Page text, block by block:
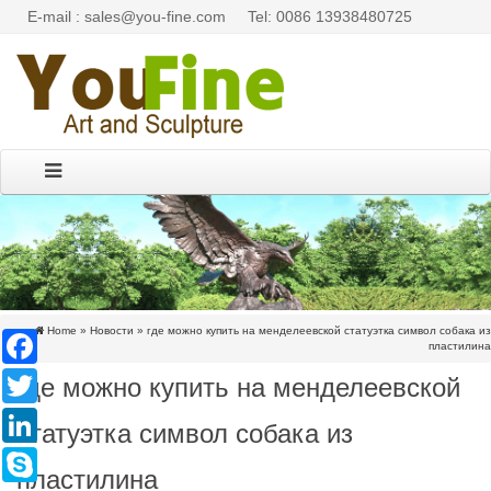
E-mail : sales@you-fine.com Tel: 0086 13938480725
Home » Новости » где можно купить на менделеевской статуэтка символ собака из
пластилина
где можно купить на менделеевской
статуэтка символ собака из
пластилина
Facebook